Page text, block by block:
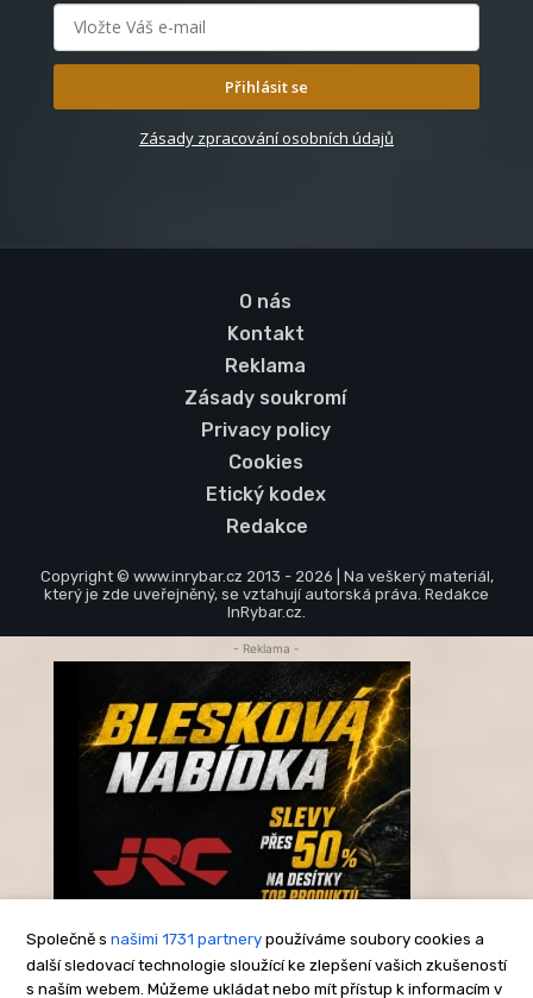
Přihlásit se
Zásady zpracování osobních údajů
O nás
Kontakt
Reklama
Zásady soukromí
Privacy policy
Cookies
Etický kodex
Redakce
Copyright © www.inrybar.cz 2013 - 2026 | Na veškerý materiál,
který je zde uveřejněný, se vztahují autorská práva. Redakce
InRybar.cz.
Společně s našimi 1731 partnery používáme soubory cookies a
další sledovací technologie sloužící ke zlepšení vašich zkušeností
s naším webem. Můžeme ukládat nebo mít přístup k informacím v
- Reklama -